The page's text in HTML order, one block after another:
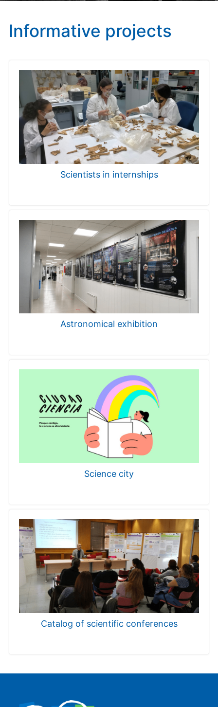
Informative projects
Scientists in internships
Astronomical exhibition
Science city
Catalog of scientific conferences